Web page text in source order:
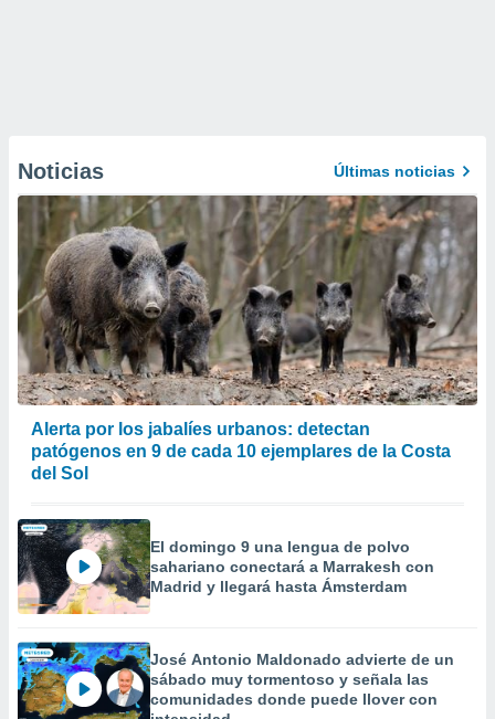
Noticias Últimas noticias
Alerta por los jabalíes urbanos: detectan
patógenos en 9 de cada 10 ejemplares de la Costa
del Sol
El domingo 9 una lengua de polvo
sahariano conectará a Marrakesh con
Madrid y llegará hasta Ámsterdam
José Antonio Maldonado advierte de un
sábado muy tormentoso y señala las
comunidades donde puede llover con